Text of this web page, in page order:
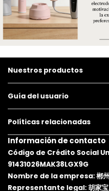
Nuestros productos
Guía del usuario
Políticas relacionadas
Información de contacto
Código de Crédito Social
91431026MAK38LGX9G
Nombre de la empresa: 郴州
Representante legal: 胡家宝